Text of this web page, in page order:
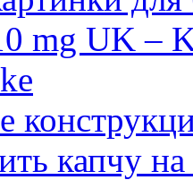
mg UK –
капчу